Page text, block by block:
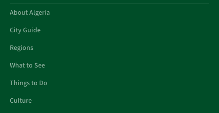
About Algeria
City Guide
Regions
What to See
Things to Do
Culture